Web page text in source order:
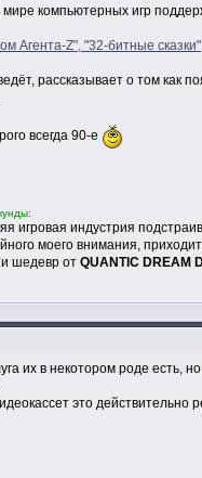
компьютерных игр
Агента-Z", "32-битные
рассказывает о том как
всегда 90-е
игровая индустрия
моего внимания,
шедевр от QUANTIC DREAM
их в некотором роде есть,
это действительно